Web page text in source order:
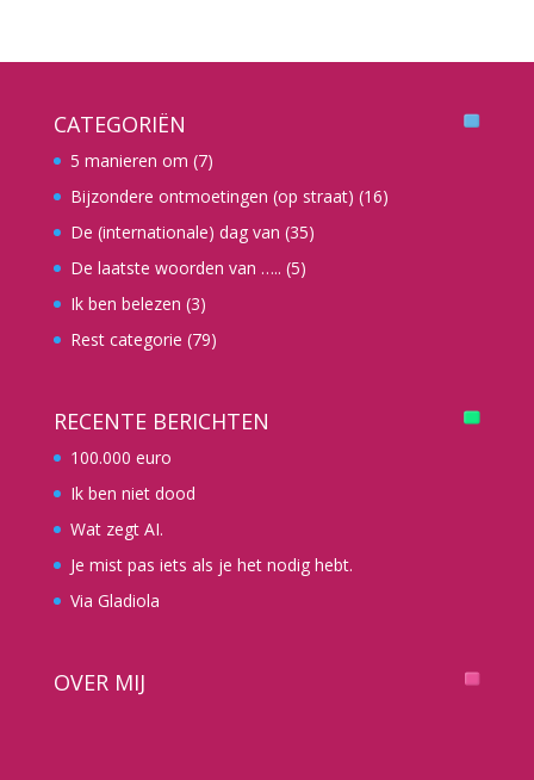
CATEGORIËN
5 manieren om (7)
Bijzondere ontmoetingen (op straat) (16)
De (internationale) dag van (35)
De laatste woorden van ….. (5)
Ik ben belezen (3)
Rest categorie (79)
RECENTE BERICHTEN
100.000 euro
Ik ben niet dood
Wat zegt AI.
Je mist pas iets als je het nodig hebt.
Via Gladiola
OVER MIJ